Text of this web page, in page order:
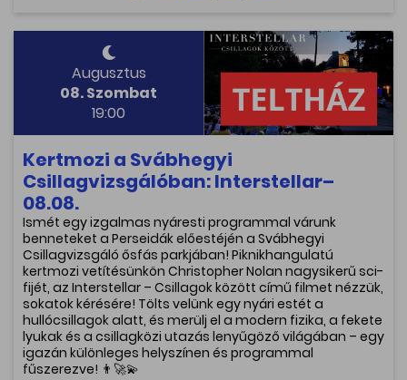
Augusztus
08. Szombat
19:00
Kertmozi a Svábhegyi
Csillagvizsgálóban: Interstellar–
08.08.
Ismét egy izgalmas nyáresti programmal várunk
benneteket a Perseidák előestéjén a Svábhegyi
Csillagvizsgáló ősfás parkjában! Piknikhangulatú
kertmozi vetítésünkön Christopher Nolan nagysikerű sci-
fijét, az Interstellar – Csillagok között című filmet nézzük,
sokatok kérésére! Tölts velünk egy nyári estét a
hullócsillagok alatt, és merülj el a modern fizika, a fekete
lyukak és a csillagközi utazás lenyűgöző világában – egy
igazán különleges helyszínen és programmal
fűszerezve! 👨‍🚀💫